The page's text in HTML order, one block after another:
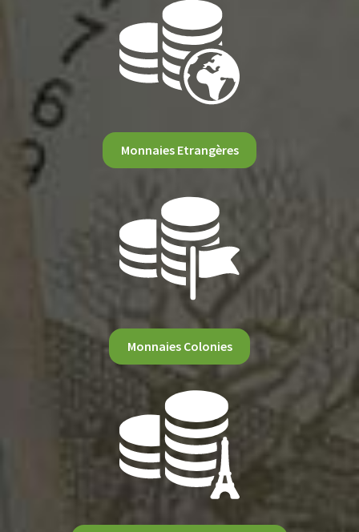
Monnaies Etrangères
Monnaies Colonies